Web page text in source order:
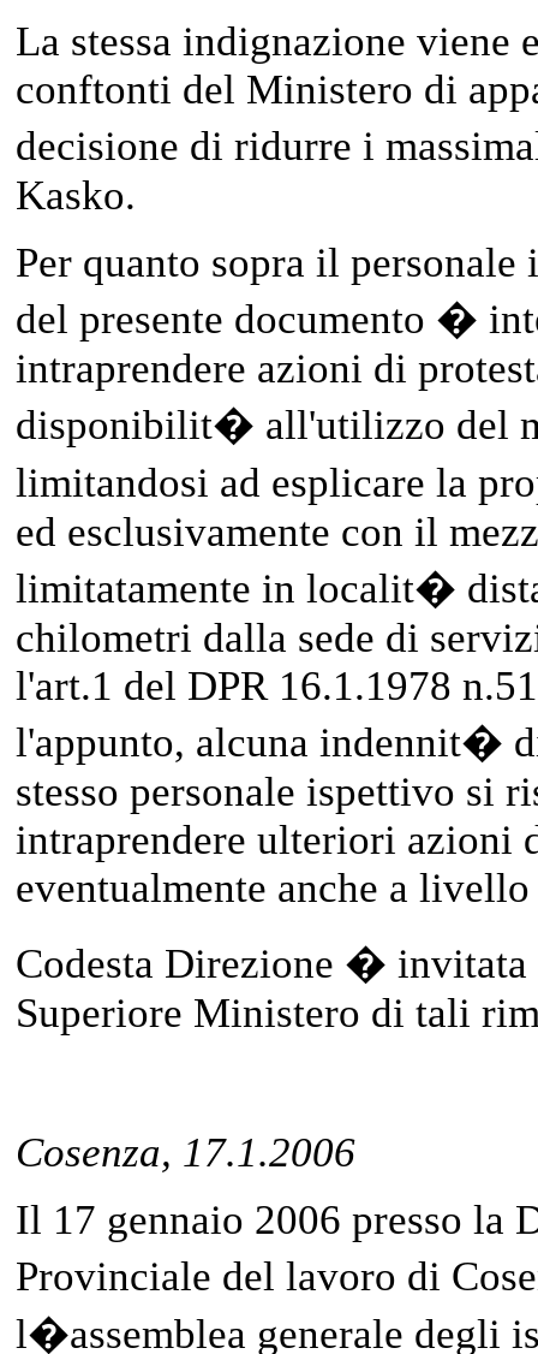
La stessa indignazione viene
conftonti del Ministero di
decisione di ridurre i
Kasko.
Per quanto sopra il
del presente documento �
intraprendere azioni di
disponibilit� all'utilizzo del
limitandosi ad esplicare la
ed esclusivamente con il
limitatamente in localit�
chilometri dalla sede di
l'art.1 del DPR 16.1.1978
l'appunto, alcuna indennit�
stesso personale ispettivo si
intraprendere ulteriori azioni
eventualmente anche a
Codesta Direzione �
Superiore Ministero di tali
Cosenza, 17.1.2006
Il 17 gennaio 2006 presso la
Provinciale del lavoro di
l�assemblea generale degli